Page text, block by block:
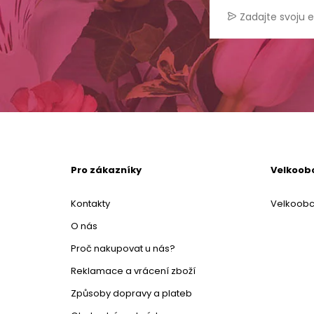
Pro zákazníky
Kontakty
O nás
Proč nakupovat u nás?
Reklamace a vrácení zboží
Způsoby dopravy a plateb